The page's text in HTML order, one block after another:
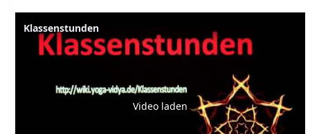
Klassenstunden
Video laden